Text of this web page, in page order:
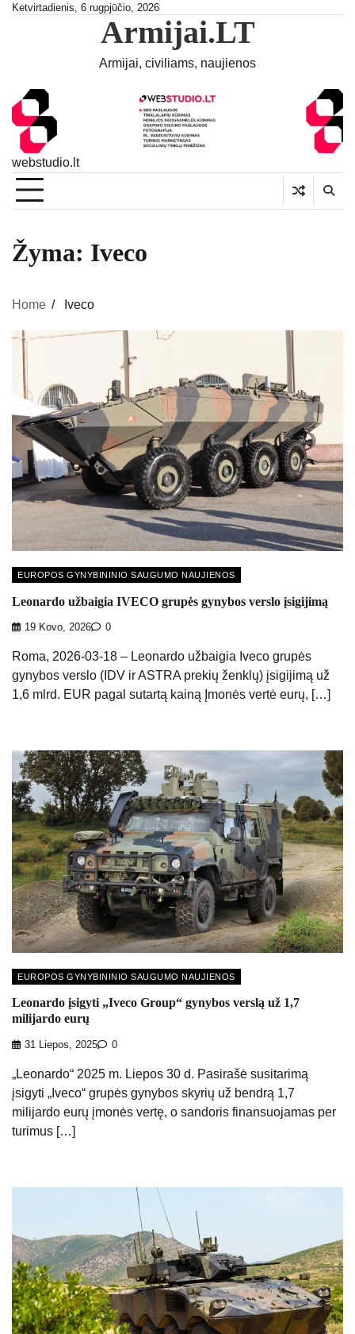
SkipKetvirtadienis, 6 rugpjūčio, 2026
Armijai.LT
Armijai, civiliams, naujienos
webstudio.lt
Žyma: Iveco
Home Iveco
EUROPOS GYNYBININIO SAUGUMO NAUJIENOS
Leonardo užbaigia IVECO grupės gynybos verslo įsigijimą
19 Kovo, 2026 0
Roma, 2026-03-18 – Leonardo užbaigia Iveco grupės
gynybos verslo (IDV ir ASTRA prekių ženklų) įsigijimą už
1,6 mlrd. EUR pagal sutartą kainą Įmonės vertė eurų, […]
EUROPOS GYNYBININIO SAUGUMO NAUJIENOS
Leonardo įsigyti „Iveco Group“ gynybos verslą už 1,7
milijardo eurų
31 Liepos, 2025 0
„Leonardo“ 2025 m. Liepos 30 d. Pasirašė susitarimą
įsigyti „Iveco“ grupės gynybos skyrių už bendrą 1,7
milijardo eurų įmonės vertę, o sandoris finansuojamas per
turimus […]